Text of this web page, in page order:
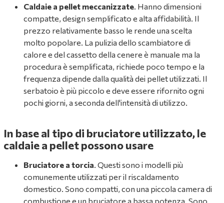
Caldaie a pellet meccanizzate. Hanno dimensioni
compatte, design semplificato e alta affidabilità. Il
prezzo relativamente basso le rende una scelta
molto popolare. La pulizia dello scambiatore di
calore e del cassetto della cenere è manuale ma la
procedura è semplificata, richiede poco tempo e la
frequenza dipende dalla qualità dei pellet utilizzati. Il
serbatoio è più piccolo e deve essere rifornito ogni
pochi giorni, a seconda dell'intensità di utilizzo.
In base al tipo di bruciatore utilizzato, le
caldaie a pellet possono usare
Bruciatore a torcia. Questi sono i modelli più
comunemente utilizzati per il riscaldamento
domestico. Sono compatti, con una piccola camera di
combustione e un bruciatore a bassa potenza. Sono